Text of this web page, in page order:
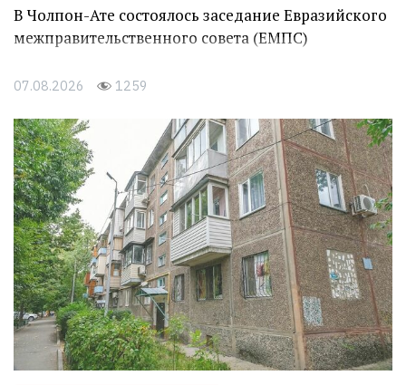
В Чолпон-Ате состоялось заседание Евразийского
межправительственного совета (ЕМПС)
07.08.2026 1259